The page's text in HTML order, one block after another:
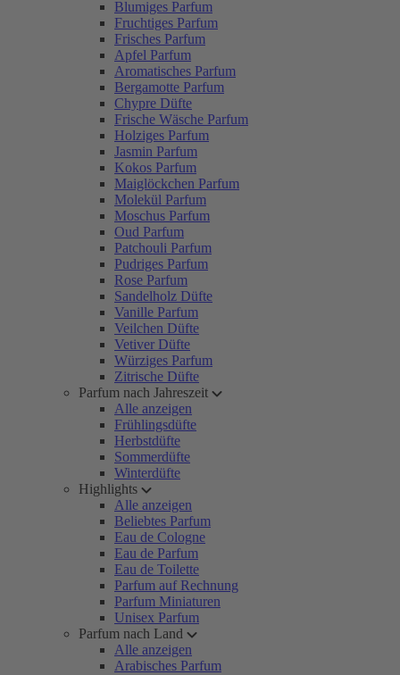
Blumiges Parfum
Fruchtiges Parfum
Frisches Parfum
Apfel Parfum
Aromatisches Parfum
Bergamotte Parfum
Chypre Düfte
Frische Wäsche Parfum
Holziges Parfum
Jasmin Parfum
Kokos Parfum
Maiglöckchen Parfum
Molekül Parfum
Moschus Parfum
Oud Parfum
Patchouli Parfum
Pudriges Parfum
Rose Parfum
Sandelholz Düfte
Vanille Parfum
Veilchen Düfte
Vetiver Düfte
Würziges Parfum
Zitrische Düfte
Parfum nach Jahreszeit
Alle anzeigen
Frühlingsdüfte
Herbstdüfte
Sommerdüfte
Winterdüfte
Highlights
Alle anzeigen
Beliebtes Parfum
Eau de Cologne
Eau de Parfum
Eau de Toilette
Parfum auf Rechnung
Parfum Miniaturen
Unisex Parfum
Parfum nach Land
Alle anzeigen
Arabisches Parfum